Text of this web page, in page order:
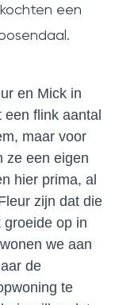
een
en Mick in
flink aantal
maar voor
ze een eigen
hier prima, al
zijn dat die
op in
we aan
de
te